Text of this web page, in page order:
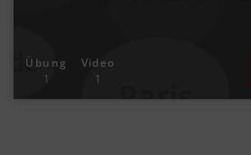
Übung
1
Video
1